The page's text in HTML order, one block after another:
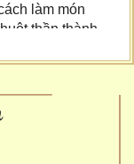
làm món
thần thành